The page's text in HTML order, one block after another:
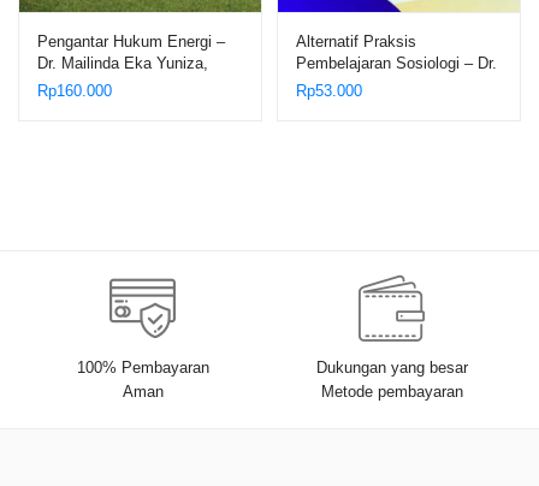
Pengantar Hukum Energi –
Dr. Mailinda Eka Yuniza,
S.H., LL.M., dan Tim
Rp160.000
Alternatif Praksis
Pembelajaran Sosiologi – Dr.
Erianjoni, M.Si.
Rp53.000
100% Pembayaran
Aman
Dukungan yang besar
Metode pembayaran